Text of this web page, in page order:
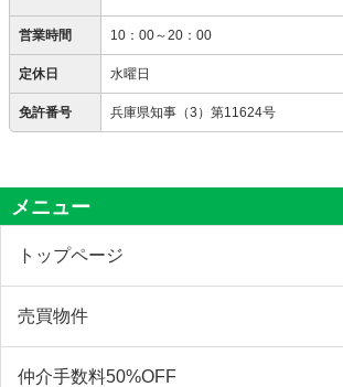
営業時間 10：00～20：00
定休日 水曜日
免許番号 兵庫県知事（3）第11624号
メニュー
トップページ
売買物件
仲介手数料50%OFF